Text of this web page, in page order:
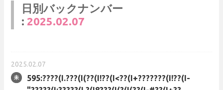
日別バックナンバー
: 2025.02.07
2025.02.07
595:????(I.???(I(??(I!??(I<??(I+???????(I!??(I-